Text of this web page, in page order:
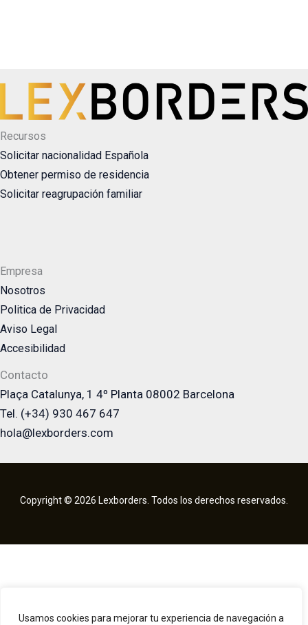
Usamos cookies para mejorar tu experiencia de navegación a
Recursos
Solicitar nacionalidad Española
Obtener permiso de residencia
Solicitar reagrupación familiar
Empresa
Nosotros
Politica de Privacidad
Aviso Legal
Accesibilidad
Contacto
Plaça Catalunya, 1 4º Planta 08002 Barcelona
Tel. (+34) 930 467 647
hola@lexborders.com
Copyright © 2026 Lexborders. Todos los derechos reservados.